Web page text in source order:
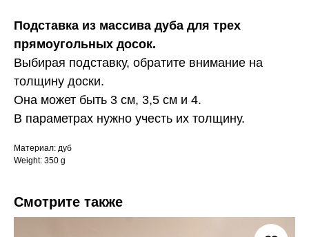
Подставка из массива дуба для трех
прямоугольных досок.
Выбирая подставку, обратите внимание на
толщину доски.
Она может быть 3 см, 3,5 см и 4.
В параметрах нужно учесть их толщину.
Материал: дуб
Weight: 350 g
Смотрите также